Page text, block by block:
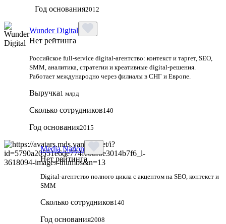
Год основания2012
Wunder Digital
Нет рейтинга
Российское full-service digital-агентство: контекст и таргет, SEO,
SMM, аналитика, стратегии и креативные digital-решения.
Работает международно через филиалы в СНГ и Европе.
Выручка1 млрд
Сколько сотрудников140
Год основания2015
Media Nation
Нет рейтинга
Digital-агентство полного цикла с акцентом на SEO, контекст и
SMM
Сколько сотрудников140
Год основания2008